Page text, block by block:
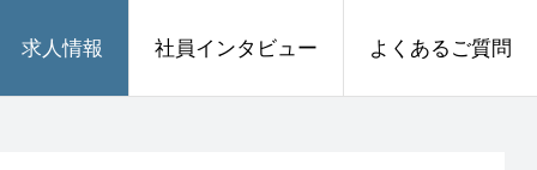
求人情報 社員インタビュー よくあるご質問